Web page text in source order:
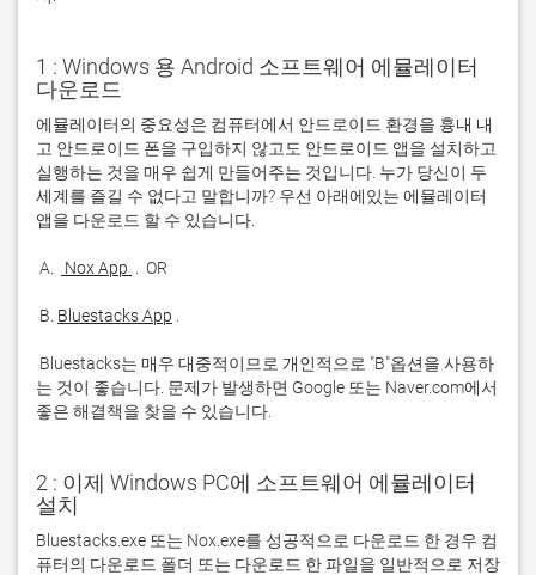
1 : Windows 용 Android 소프트웨어 에뮬레이터
다운로드
에뮬레이터의 중요성은 컴퓨터에서 안드로이드 환경을 흉내 내
고 안드로이드 폰을 구입하지 않고도 안드로이드 앱을 설치하고
실행하는 것을 매우 쉽게 만들어주는 것입니다. 누가 당신이 두
세계를 즐길 수 없다고 말합니까? 우선 아래에있는 에뮬레이터
A. Nox App
B. Bluestacks App
는 것이 좋습니다. 문제가 발생하면 Google 또는 Naver.com에서
좋은 해결책을 찾을 수 있습니다.
2 : 이제 Windows PC에 소프트웨어 에뮬레이터
설치
Bluestacks.exe 또는 Nox.exe를 성공적으로 다운로드 한 경우 컴
퓨터의 다운로드 폴더 또는 다운로드 한 파일을 일반적으로 저장